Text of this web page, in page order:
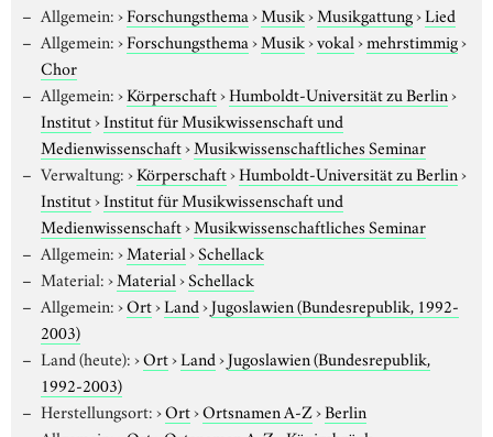
Allgemein:›Forschungsthema›Musik›Musikgattung›Lied
Allgemein:›Forschungsthema›Musik›vokal›mehrstimmig›
Chor
Allgemein:›Körperschaft›Humboldt-Universität zu Berlin›
Institut›Institut für Musikwissenschaft und
Medienwissenschaft›Musikwissenschaftliches Seminar
Verwaltung:›Körperschaft›Humboldt-Universität zu Berlin›
Institut›Institut für Musikwissenschaft und
Medienwissenschaft›Musikwissenschaftliches Seminar
Allgemein:›Material›Schellack
Material:›Material›Schellack
Allgemein:›Ort›Land›Jugoslawien (Bundesrepublik, 1992-
2003)
Land (heute):›Ort›Land›Jugoslawien (Bundesrepublik,
1992-2003)
Herstellungsort:›Ort›Ortsnamen A-Z›Berlin